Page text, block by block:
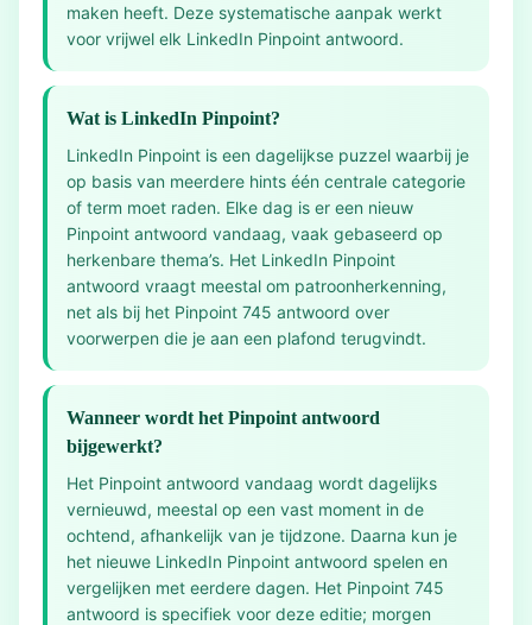
maken heeft. Deze systematische aanpak werkt
voor vrijwel elk LinkedIn Pinpoint antwoord.
Wat is LinkedIn Pinpoint?
LinkedIn Pinpoint is een dagelijkse puzzel waarbij je
op basis van meerdere hints één centrale categorie
of term moet raden. Elke dag is er een nieuw
Pinpoint antwoord vandaag, vaak gebaseerd op
herkenbare thema’s. Het LinkedIn Pinpoint
antwoord vraagt meestal om patroonherkenning,
net als bij het Pinpoint 745 antwoord over
voorwerpen die je aan een plafond terugvindt.
Wanneer wordt het Pinpoint antwoord
bijgewerkt?
Het Pinpoint antwoord vandaag wordt dagelijks
vernieuwd, meestal op een vast moment in de
ochtend, afhankelijk van je tijdzone. Daarna kun je
het nieuwe LinkedIn Pinpoint antwoord spelen en
vergelijken met eerdere dagen. Het Pinpoint 745
antwoord is specifiek voor deze editie; morgen